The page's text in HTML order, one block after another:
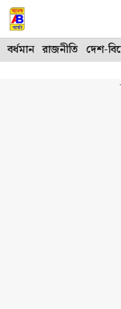
Skip
to
content
বর্ধমান রাজনীতি দেশ-